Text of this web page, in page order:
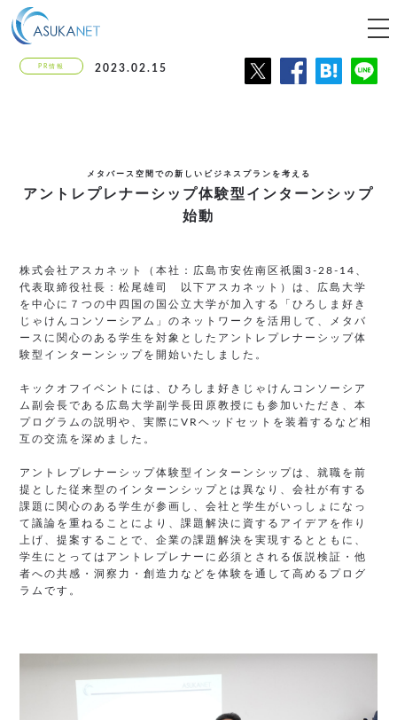
PR情報 2023.02.15
メタバース空間での新しいビジネスプランを考える
アントレプレナーシップ体験型 インターンシップ
始動
株式会社アスカネット（本社：広島市安佐南区祇園3-28-14、
代表取締役社長：松尾雄司 以下アスカネット）は、広島大学
を中心に７つの中四国の国公立大学が加入する「ひろしま好き
じゃけんコンソーシアム」のネットワークを活用して、メタバ
ースに関心のある学生を対象としたアントレプレナーシップ体
験型インターンシップを開始いたしました。
キックオフイベントには、ひろしま好きじゃけんコンソーシア
ム副会長である広島大学副学長田原教授にも参加いただき、本
プログラムの説明や、実際にVRヘッドセットを装着するなど相
互の交流を深めました。
アントレプレナーシップ体験型インターンシップは、就職を前
提とした従来型のインターンシップとは異なり、会社が有する
課題に関心のある学生が参画し、会社と学生がいっしょになっ
て議論を重ねることにより、課題解決に資するアイデアを作り
上げ、提案することで、企業の課題解決を実現するとともに、
学生にとってはアントレプレナーに必須とされる仮説検証・他
者への共感・洞察力・創造力などを体験を通して高めるプログ
ラムです。